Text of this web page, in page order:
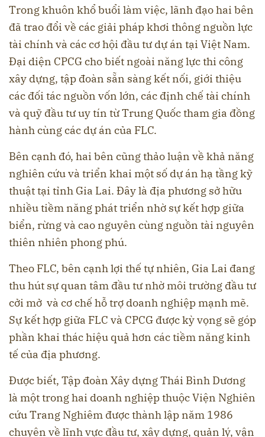
Trong khuôn khổ buổi làm việc, lãnh đạo hai bên
đã trao đổi về các giải pháp khơi thông nguồn lực
tài chính và các cơ hội đầu tư dự án tại Việt Nam.
Đại diện CPCG cho biết ngoài năng lực thi công
xây dựng, tập đoàn sẵn sàng kết nối, giới thiệu
các đối tác nguồn vốn lớn, các định chế tài chính
và quỹ đầu tư uy tín từ Trung Quốc tham gia đồng
hành cùng các dự án của FLC.
Bên cạnh đó, hai bên cũng thảo luận về khả năng
nghiên cứu và triển khai một số dự án hạ tầng kỹ
thuật tại tỉnh Gia Lai. Đây là địa phương sở hữu
nhiều tiềm năng phát triển nhờ sự kết hợp giữa
biển, rừng và cao nguyên cùng nguồn tài nguyên
thiên nhiên phong phú.
Theo FLC, bên cạnh lợi thế tự nhiên, Gia Lai đang
thu hút sự quan tâm đầu tư nhờ môi trường đầu tư
cởi mở và cơ chế hỗ trợ doanh nghiệp mạnh mẽ.
Sự kết hợp giữa FLC và CPCG được kỳ vọng sẽ góp
phần khai thác hiệu quả hơn các tiềm năng kinh
tế của địa phương.
Được biết, Tập đoàn Xây dựng Thái Bình Dương
là một trong hai doanh nghiệp thuộc Viện Nghiên
cứu Trang Nghiêm được thành lập năm 1986
chuyên về lĩnh vực đầu tư, xây dựng, quản lý, vận